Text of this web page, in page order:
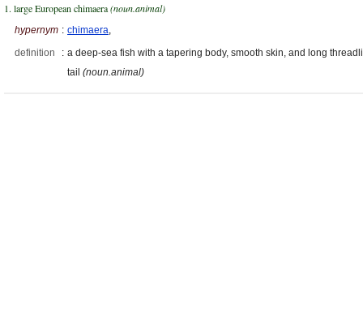
1. large European chimaera(noun.animal)
hypernym : chimaera,
definition
: a deep-sea fish with a tapering body, smooth skin, and long
tail (noun.animal)